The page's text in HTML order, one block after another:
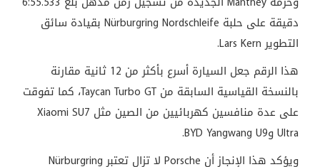
دقيقة على حلبة Nürburgring Nordschleife بقيادة سائق
التطوير Lars Kern.
هذا الرقم جعل السيارة أسرع بأكثر من 12 ثانية مقارنة
بالنسخة القياسية السابقة من Taycan Turbo GT، كما تفوقت
على عدة منافسين كهربائيين من الصين مثل Xiaomi SU7
Ultra وBYD Yangwang U9.
ويؤكد هذا الإنجاز أن Porsche لا تزال تعتبر Nürburgring